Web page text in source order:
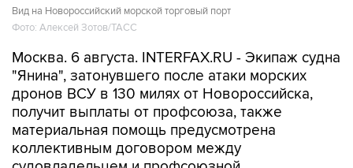
Вид на Новороссийский морской торговый порт
Фото: Алексей Зотов/ТАСС
Москва. 6 августа. INTERFAX.RU - Экипаж судна
"Янина", затонувшего после атаки морских
дронов ВСУ в 130 милях от Новороссийска,
получит выплаты от профсоюза, также
материальная помощь предусмотрена
коллективным договором между